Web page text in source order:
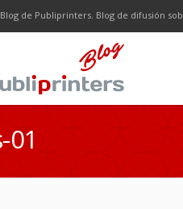
de Publiprinters. Blog de difusión
FacebookTwitterGoogle